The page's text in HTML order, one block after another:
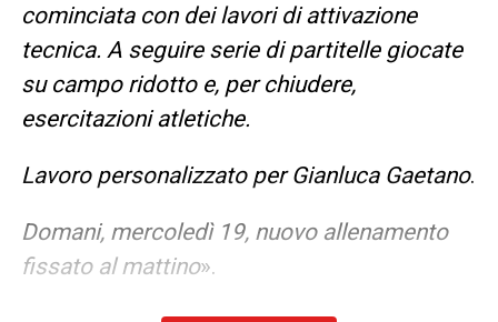
cominciata con dei lavori di attivazione
tecnica. A seguire serie di partitelle giocate
su campo ridotto e, per chiudere,
esercitazioni atletiche.
Lavoro personalizzato per Gianluca Gaetano.
Domani, mercoledì 19, nuovo allenamento
fissato al mattino».